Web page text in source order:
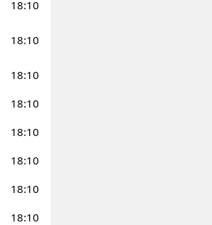
18:10
18:10
18:10
18:10
18:10
18:10
18:10
18:10